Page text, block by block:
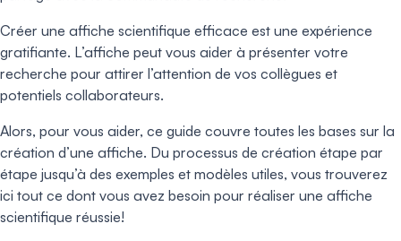
Créer une affiche scientifique efficace est une expérience
gratifiante. L’affiche peut vous aider à présenter votre
recherche pour attirer l’attention de vos collègues et
potentiels collaborateurs.
Alors, pour vous aider, ce guide couvre toutes les bases sur la
création d’une affiche. Du processus de création étape par
étape jusqu’à des exemples et modèles utiles, vous trouverez
ici tout ce dont vous avez besoin pour réaliser une affiche
scientifique réussie!